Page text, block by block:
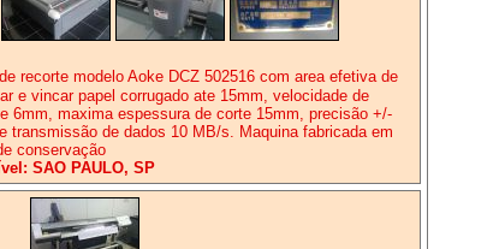
recorte modelo Aoke DCZ 502516 com area efetiva de
e vincar papel corrugado ate 15mm, velocidade de
6mm, maxima espessura de corte 15mm, precisão +/-
transmissão de dados 10 MB/s. Maquina fabricada em
conservação
SAO PAULO, SP